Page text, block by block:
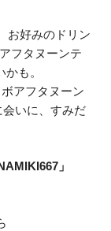
お好みのドリン
フタヌーンテ
も。
アフタヌーン
いに、すみだ
」